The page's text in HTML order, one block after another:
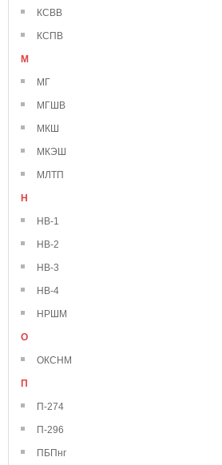
КСВВ
КСПВ
М
МГ
МГШВ
МКШ
МКЭШ
МЛТП
Н
НВ-1
НВ-2
НВ-3
НВ-4
НРШМ
О
ОКСНМ
П
П-274
П-296
ПБПнг